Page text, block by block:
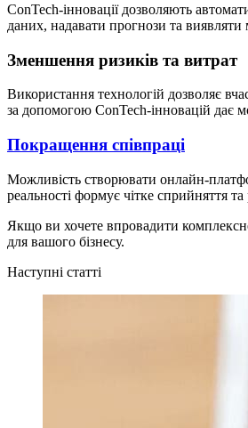
ConTech-інновації дозволяють
даних, надавати прогнози та виявляти
Зменшення ризиків та витрат
Використання технологій дозволяє
за допомогою ConTech-інновацій дає
Покращення співпраці
Можливість створювати онлайн-
реальності формує чітке сприйняття
Якщо ви хочете впровадити
для вашого бізнесу.
Наступні статті